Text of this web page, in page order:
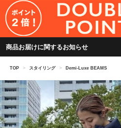
商品お届けに関するお知らせ
TOP > スタイリング > Demi-Luxe BEAMS